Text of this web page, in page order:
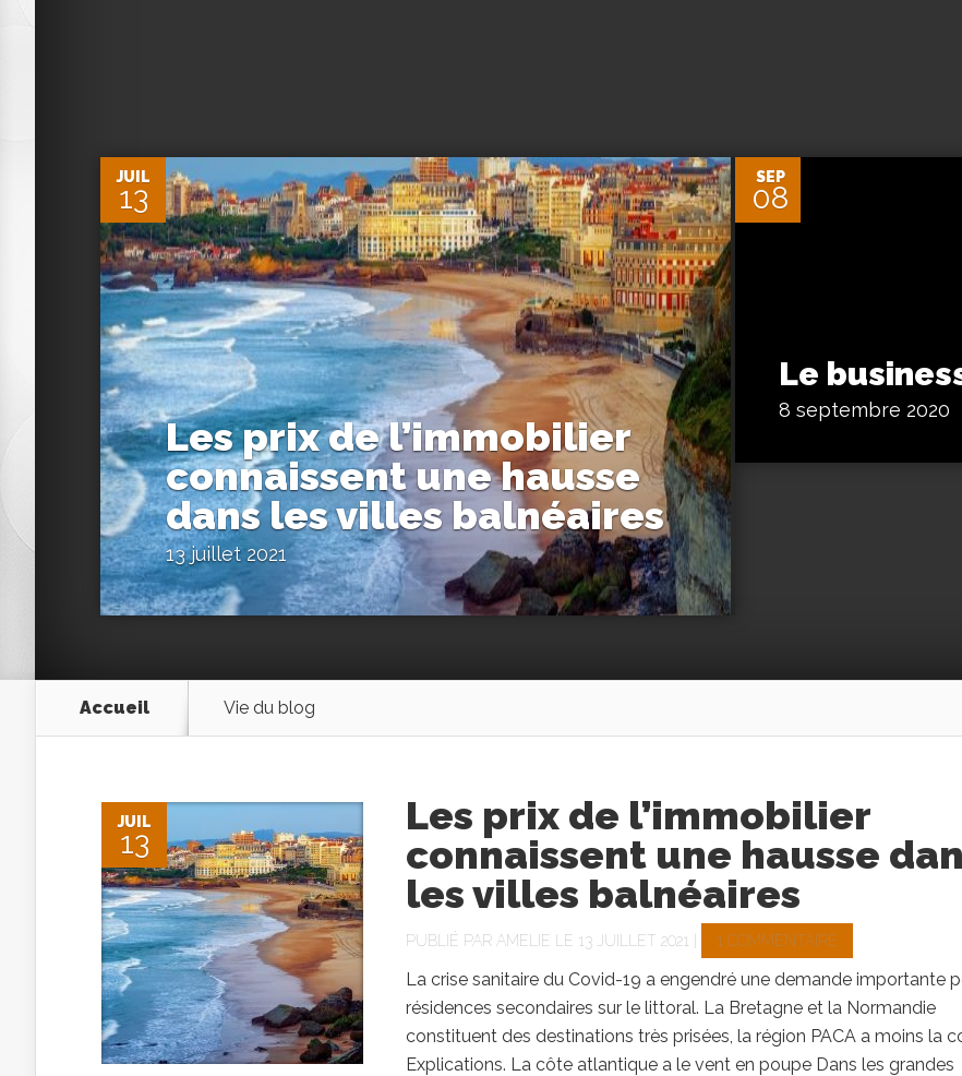
JUIL
13
Les prix de l’immobilier
connaissent une hausse
dans les villes balnéaires
13 juillet 2021
SEP
08
Le
8 septembre 2020
Accueil Vie du blog
JUIL
13
Les prix de l’immobilier
connaissent une hausse
les villes balnéaires
PUBLIÉ PAR AMELIE LE 13 JUILLET 2021 | 1 COMMENTAIRE
La crise sanitaire du Covid-19 a engendré une demande importante
résidences secondaires sur le littoral. La Bretagne et la Normandie
constituent des destinations très prisées, la région PACA a moins la
Explications. La côte atlantique a le vent en poupe Dans les grandes